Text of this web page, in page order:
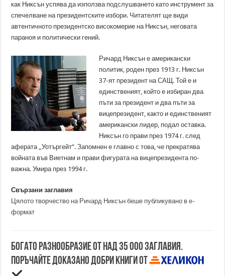
как Никсън успява да използва подслушването като инструмент за
спечелване на президентските избори. Читателят ще види
автентичното президентско високомерие на Никсън, неговата
параноя и политически гений.
Ричард Никсън е американски
политик, роден през 1913 г. Никсън
37-ят президент на САЩ. Той е и
единственият, който е избиран два
пъти за президент и два пъти за
вицепрезидент, както и единственият
американски лидер, подал оставка.
Никсън го прави през 1974 г. след
аферата „Уотъргейт”. Запомнен е главно с това, че прекратява
войната във Виетнам и прави фигурата на вицепрезидента по-
важна. Умира през 1994 г.
Свързани заглавия
Цялото творчество на Ричард Никсън беше публикувано в е-
формат
Богато разнообразие от над 35 000 заглавия.
Поръчайте доказано добри книги от